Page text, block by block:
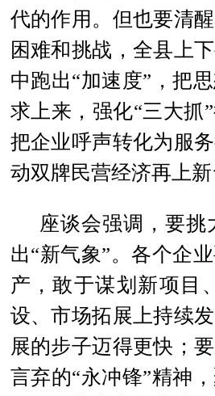
代的作用。但也要清
困难和挑战，全县上
中跑出“加速度”，把
求上来，强化“三大抓
把企业呼声转化为服
动双牌民营经济再上
座谈会强调，要
出“新气象”。各个企
产，敢于谋划新项目
设、市场拓展上持续
展的步子迈得更快；
言弃的“永冲锋”精神